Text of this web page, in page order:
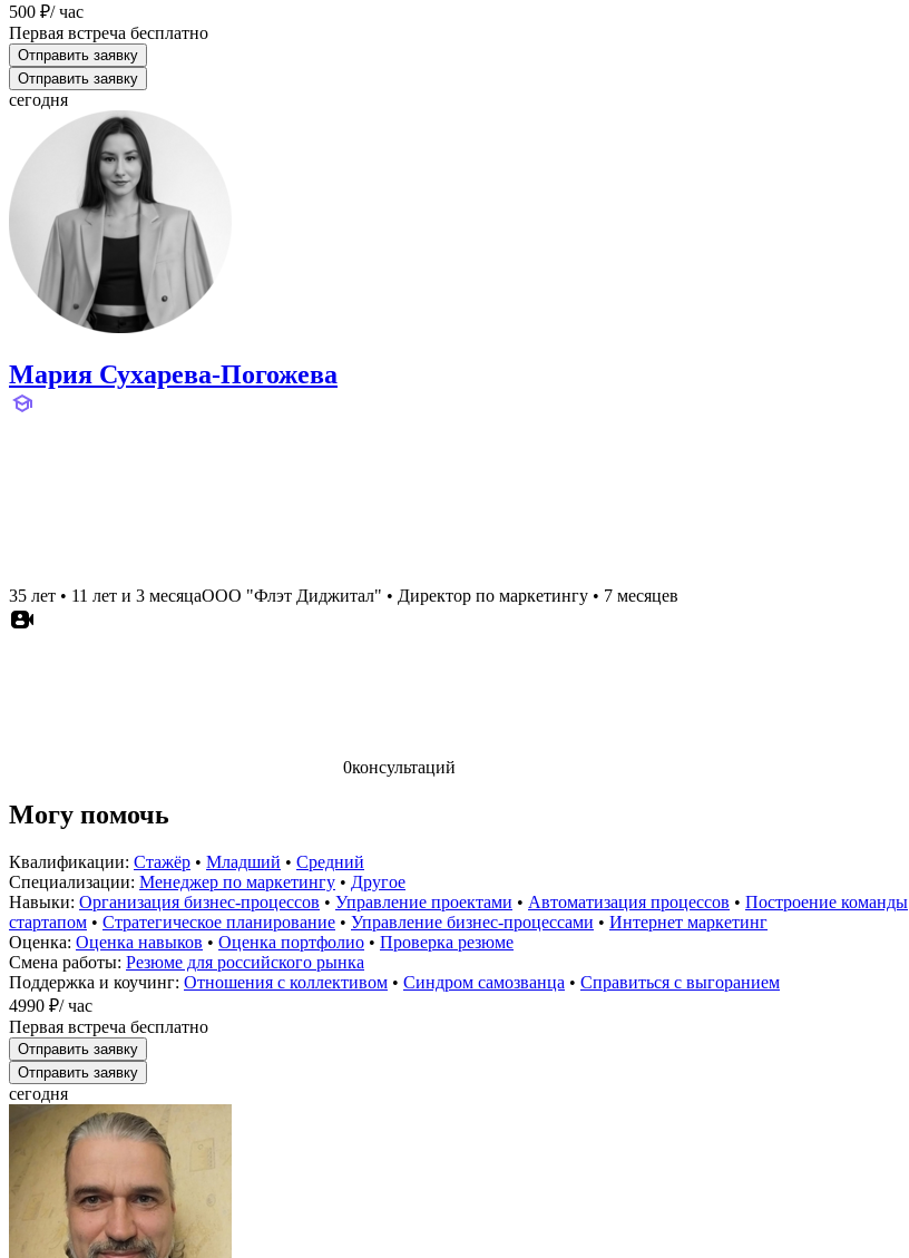
500 ₽/ час
Первая встреча бесплатно
Отправить заявку
Отправить заявку
сегодня
Мария Сухарева-Погожева
35 лет • 11 лет и 3 месяцаООО "Флэт Диджитал" • Директор по маркетингу • 7 месяцев
0консультаций
Могу помочь
Квалификации: Стажёр • Младший • Средний
Специализации: Менеджер по маркетингу • Другое
Навыки: Организация бизнес-процессов • Управление проектами • Автоматизация процессов • Построение команды
стартапом • Стратегическое планирование • Управление бизнес-процессами • Интернет маркетинг
Оценка: Оценка навыков • Оценка портфолио • Проверка резюме
Смена работы: Резюме для российского рынка
Поддержка и коучинг: Отношения с коллективом • Синдром самозванца • Справиться с выгоранием
4990 ₽/ час
Первая встреча бесплатно
Отправить заявку
Отправить заявку
сегодня